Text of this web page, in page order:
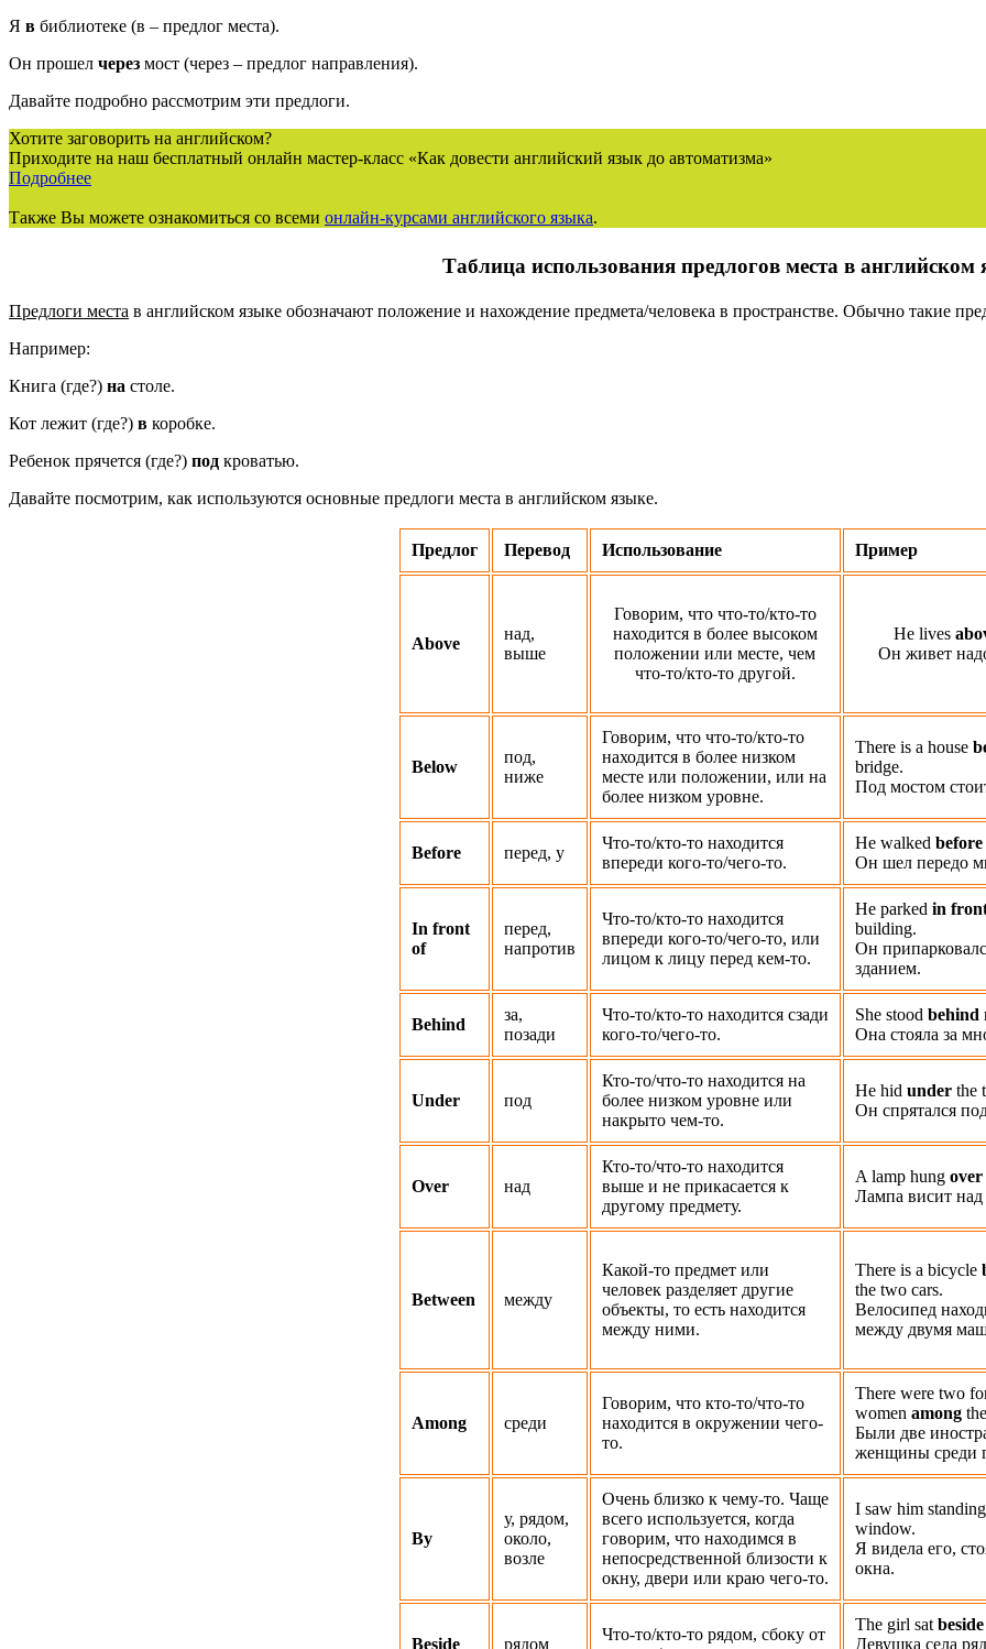
Я в библиотеке (в – предлог места).
Он прошел через мост (через – предлог направления).
Давайте подробно рассмотрим эти предлоги.
Хотите заговорить на английском?
Приходите на наш бесплатный онлайн мастер-класс «Как довести английский язык до автоматизма»
Подробнее
Также Вы можете ознакомиться со всеми онлайн-курсами английского языка.
Таблица использования предлогов места в английском
Предлоги места в английском языке обозначают положение и нахождение предмета/человека в пространстве. Обычно такие
Например:
Книга (где?) на столе.
Кот лежит (где?) в коробке.
Ребенок прячется (где?) под кроватью.
Давайте посмотрим, как используются основные предлоги места в английском языке.
Предлог Перевод Использование Пример
Above
над,
выше
Говорим, что что-то/кто-то
находится в более высоком
положении или месте, чем
что-то/кто-то другой.
He lives
Он живет
Below
под,
ниже
Говорим, что что-то/кто-то
находится в более низком
месте или положении, или на
более низком уровне.
There is a house
bridge.
Под мостом
Before перед, у
Что-то/кто-то находится
впереди кого-то/чего-то.
He walked before
Он шел передо
In front
of
перед,
напротив
Что-то/кто-то находится
впереди кого-то/чего-то, или
лицом к лицу перед кем-то.
He parked in
building.
Он
зданием.
Behind
за,
позади
Что-то/кто-то находится сзади
кого-то/чего-то.
She stood behind
Она стояла за
Under под
Кто-то/что-то находится на
более низком уровне или
накрыто чем-то.
He hid underthe
Он спрятался
Over над
Кто-то/что-то находится
выше и не прикасается к
другому предмету.
A lamp hung over
Лампа висит
Between между
Какой-то предмет или
человек разделяет другие
объекты, то есть находится
между ними.
There is a bicycle
the two cars.
Велосипед
между двумя
Among среди
Говорим, что кто-то/что-то
находится в окружении чего-
то.
There were two
women among
Были две
женщины среди
By
у, рядом,
около,
возле
Очень близко к чему-то. Чаще
всего используется, когда
говорим, что находимся в
непосредственной близости к
окну, двери или краю чего-то.
I saw him
window.
Я видела его,
окна.
Beside рядом
Что-то/кто-то рядом, сбоку от
The girl sat beside
Девушка села